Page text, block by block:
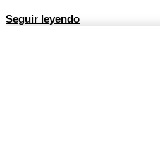
Seguir leyendo